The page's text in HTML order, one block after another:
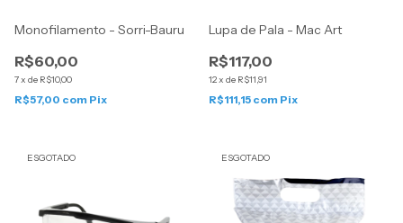
Monofilamento - Sorri-Bauru
R$60,00
7x de R$10,00
R$57,00 com Pix
Lupa de Pala - Mac Art
R$117,00
12x de R$11,91
R$111,15 com Pix
ESGOTADO ESGOTADO